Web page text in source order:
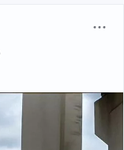
новый